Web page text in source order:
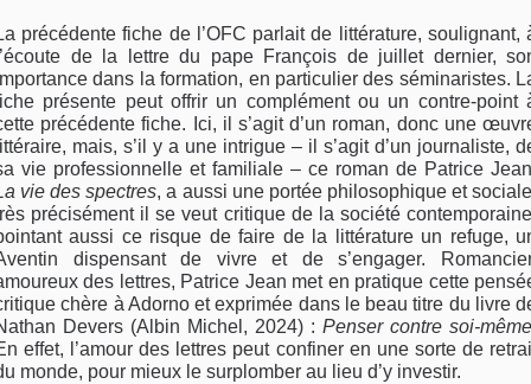
précédente fiche de l’OFC parlait de littérature, soulignant,
de la lettre du pape François de juillet dernier,
dans la formation, en particulier des séminaristes.
présente peut offrir un complément ou un contre-point
précédente fiche. Ici, il s’agit d’un roman, donc une
mais, s’il y a une intrigue – il s’agit d’un journaliste,
vie professionnelle et familiale – ce roman de Patrice
vie des spectres, a aussi une portée philosophique et
précisément il se veut critique de la société
aussi ce risque de faire de la littérature un refuge,
dispensant de vivre et de s’engager.
des lettres, Patrice Jean met en pratique cette
chère à Adorno et exprimée dans le beau titre du livre
Devers (Albin Michel, 2024) : Penser contre soi-même
effet, l’amour des lettres peut confiner en une sorte de
monde, pour mieux le surplomber au lieu d’y investir.